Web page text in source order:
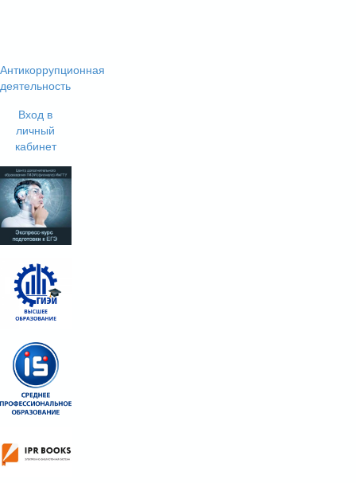
Антикоррупционная
деятельность
Вход в
личный
кабинет